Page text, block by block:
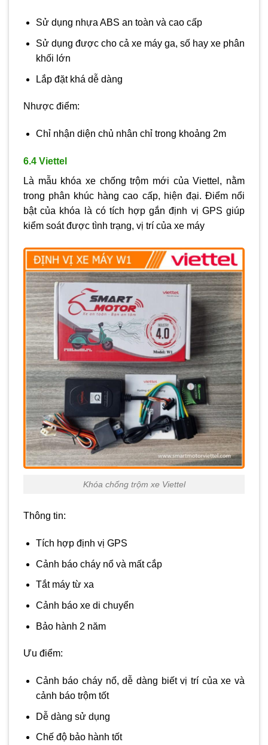
Sử dụng nhựa ABS an toàn và cao cấp
Sử dụng được cho cả xe máy ga, số hay xe phân
khối lớn
Lắp đặt khá dễ dàng
Nhược điểm:
Chỉ nhận diện chủ nhân chỉ trong khoảng 2m
6.4 Viettel
Là mẫu khóa xe chống trộm mới của Viettel, nằm
trong phân khúc hàng cao cấp, hiện đại. Điểm nổi
bật của khóa là có tích hợp gắn định vị GPS giúp
kiểm soát được tình trạng, vị trí của xe máy
Khóa chống trộm xe Viettel
Thông tin:
Tích hợp định vị GPS
Cảnh báo cháy nổ và mất cắp
Tắt máy từ xa
Cảnh báo xe di chuyển
Bảo hành 2 năm
Ưu điểm:
Cảnh báo cháy nổ, dễ dàng biết vị trí của xe và
cảnh báo trộm tốt
Dễ dàng sử dụng
Chế độ bảo hành tốt